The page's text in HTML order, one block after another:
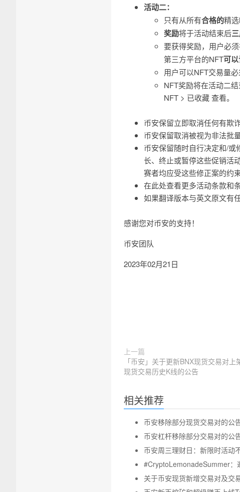
活动二：
只有从所有合格的精
奖励将于活动结束后
要获得奖励，用户必
第三方平台的NFT可
用户可以NFT交易量
NFT奖励将在活动二
NFT > 已收藏 查看。
币安保留立即取消任何有欺
币安保留取消被视为非法批
币安保留随时自行决定和/
长、终止或暂停这些促销活
赛者均应受这些修正案的约束
在此处查看更多活动条款和条
如果翻译版本与英文原文有
感谢您对币安的支持！
币安团队
2023年02月21日
上一篇
「币安」关于更新BNX现货交易对
现货交易历史K线的公告
相关推荐
币安移除部分现货交易对的公
币安杠杆移除部分交易对的公
币安周三理财日：新限时活动
#CryptoLemonadeSummer：
关于币安现货新增交易对及交